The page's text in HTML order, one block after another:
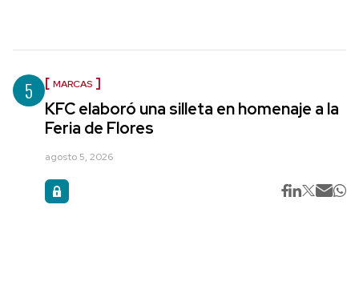
5 MARCAS
KFC elaboró una silleta en homenaje a la
Feria de Flores
agosto 5, 2026